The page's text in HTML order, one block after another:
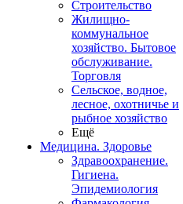
Строительство
Жилищно-
коммунальное
хозяйство. Бытовое
обслуживание.
Торговля
Сельское, водное,
лесное, охотничье и
рыбное хозяйство
Ещё
Медицина. Здоровье
Здравоохранение.
Гигиена.
Эпидемиология